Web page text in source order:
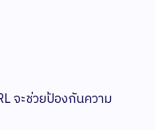
จะช่วยป้องกันความ